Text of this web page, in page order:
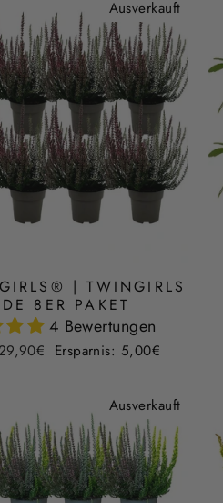
Ausverkauft
| TWINGIRLS
8ER PAKET
4 Bewertungen
Sonderpreis
29,90€ Ersparnis: 5,00€
Ausverkauft